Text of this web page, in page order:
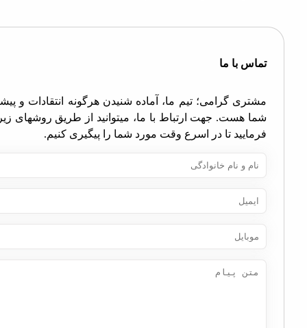
با ما
گرامی؛ تیم ما، آماده شنیدن هرگونه انتقادات و پیشنهادات
هست. جهت ارتباط با ما، میتوانید از طریق روشهای زیر اقدام
تا در اسرع وقت مورد شما را پیگیری کنیم.